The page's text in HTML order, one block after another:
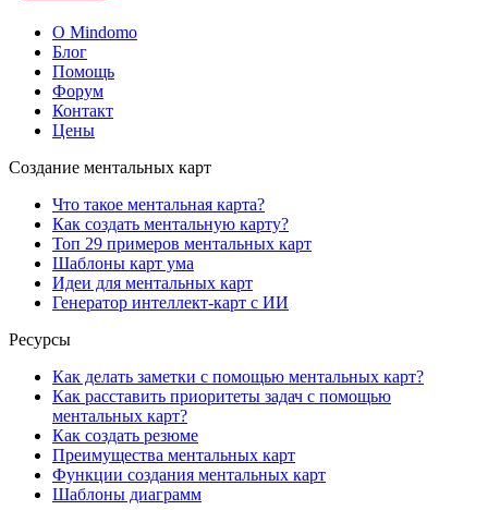
О Mindomo
Блог
Помощь
Форум
Контакт
Цены
Создание ментальных карт
Что такое ментальная карта?
Как создать ментальную карту?
Топ 29 примеров ментальных карт
Шаблоны карт ума
Идеи для ментальных карт
Генератор интеллект-карт с ИИ
Ресурсы
Как делать заметки с помощью ментальных карт?
Как расставить приоритеты задач с помощью
ментальных карт?
Как создать резюме
Преимущества ментальных карт
Функции создания ментальных карт
Шаблоны диаграмм